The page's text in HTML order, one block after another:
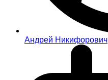
Андрей Никифорович